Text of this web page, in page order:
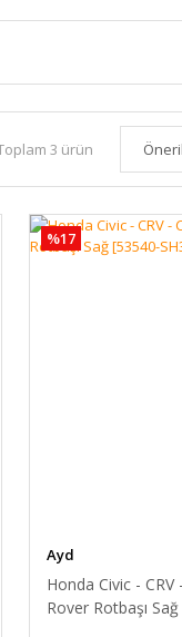
3 ürün
%17
Ayd
Honda Civic -
Rover Rotbaşı